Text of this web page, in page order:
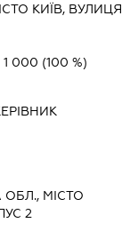
КИЇВ, ВУЛИЦЯ
1 000 (100 %)
ОБЛ., МІСТО
2